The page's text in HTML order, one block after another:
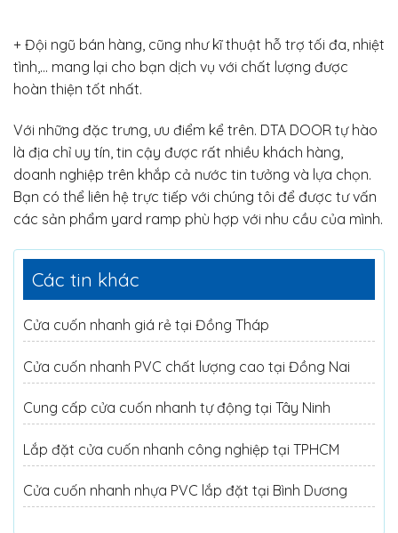
+ Đội ngũ bán hàng, cũng như kĩ thuật hỗ trợ tối đa, nhiệt
tình,… mang lại cho bạn dịch vụ với chất lượng được
hoàn thiện tốt nhất.
Với những đặc trưng, ưu điểm kể trên. DTA DOOR tự hào
là địa chỉ uy tín, tin cậy được rất nhiều khách hàng,
doanh nghiệp trên khắp cả nước tin tưởng và lựa chọn.
Bạn có thể liên hệ trực tiếp với chúng tôi để được tư vấn
các sản phẩm yard ramp phù hợp với nhu cầu của mình.
Các tin khác
Cửa cuốn nhanh giá rẻ tại Đồng Tháp
Cửa cuốn nhanh PVC chất lượng cao tại Đồng Nai
Cung cấp cửa cuốn nhanh tự động tại Tây Ninh
Lắp đặt cửa cuốn nhanh công nghiệp tại TPHCM
Cửa cuốn nhanh nhựa PVC lắp đặt tại Bình Dương